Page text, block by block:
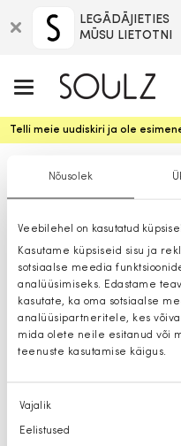
Nõusolek
Veebilehel on kasutatud
Kasutame küpsiseid sisu ja
sotsiaalse meedia
analüüsimiseks. Edastame
kasutate, ka oma sotsiaalse
analüüsipartneritele, kes
mida olete neile esitanud või
teenuste kasutamise käigus.
Nõusoleku
valik
Vajalik
Eelistused
LEGĀDĀJIETIES
MŪSU LIETOTNI
Telli meie uudiskiri ja ole
Sokid